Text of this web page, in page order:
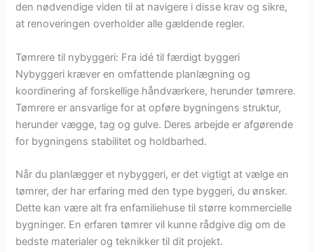
den nødvendige viden til at navigere i disse krav og sikre,
at renoveringen overholder alle gældende regler.
Tømrere til nybyggeri: Fra idé til færdigt byggeri
Nybyggeri kræver en omfattende planlægning og
koordinering af forskellige håndværkere, herunder tømrere.
Tømrere er ansvarlige for at opføre bygningens struktur,
herunder vægge, tag og gulve. Deres arbejde er afgørende
for bygningens stabilitet og holdbarhed.
Når du planlægger et nybyggeri, er det vigtigt at vælge en
tømrer, der har erfaring med den type byggeri, du ønsker.
Dette kan være alt fra enfamiliehuse til større kommercielle
bygninger. En erfaren tømrer vil kunne rådgive dig om de
bedste materialer og teknikker til dit projekt.